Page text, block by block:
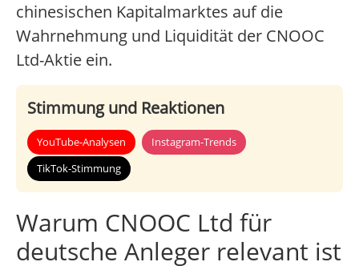
chinesischen Kapitalmarktes auf die
Wahrnehmung und Liquidität der CNOOC
Ltd-Aktie ein.
Stimmung und Reaktionen
YouTube-Analysen
Instagram-Trends
TikTok-Stimmung
Warum CNOOC Ltd für
deutsche Anleger relevant ist